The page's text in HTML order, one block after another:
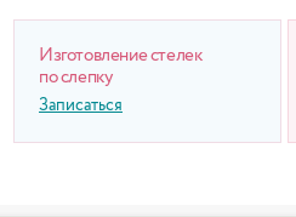
Изготовление стелек
по слепку
Записаться